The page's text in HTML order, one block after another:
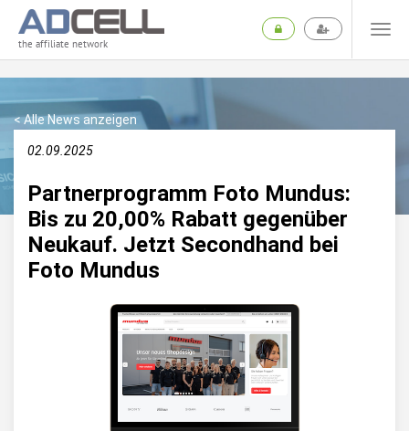
the affiliate network
< Alle News anzeigen
02.09.2025
Partnerprogramm Foto Mundus:
Bis zu 20,00% Rabatt gegenüber
Neukauf. Jetzt Secondhand bei
Foto Mundus